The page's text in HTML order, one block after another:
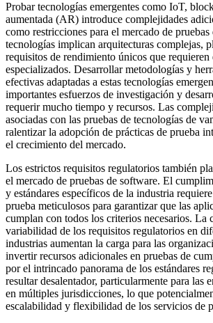
Probar tecnologías emergentes como IoT,
aumentada (AR) introduce complejidades
como restricciones para el mercado de
tecnologías implican arquitecturas complejas,
requisitos de rendimiento únicos que requieren
especializados. Desarrollar metodologías y
efectivas adaptadas a estas tecnologías
importantes esfuerzos de investigación y
requerir mucho tiempo y recursos. Las
asociadas con las pruebas de tecnologías de
ralentizar la adopción de prácticas de prueba
el crecimiento del mercado.
Los estrictos requisitos regulatorios también
el mercado de pruebas de software. El
y estándares específicos de la industria
prueba meticulosos para garantizar que las
cumplan con todos los criterios necesarios. La
variabilidad de los requisitos regulatorios en
industrias aumentan la carga para las
invertir recursos adicionales en pruebas de
por el intrincado panorama de los estándares
resultar desalentador, particularmente para las
en múltiples jurisdicciones, lo que
escalabilidad y flexibilidad de los servicios de